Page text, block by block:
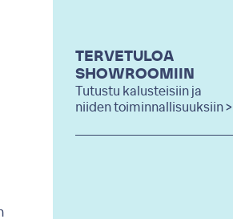
TERVETULOA
SHOWROOMIIN
Tutustu kalusteisiin ja
niiden toiminnallisuuksiin >